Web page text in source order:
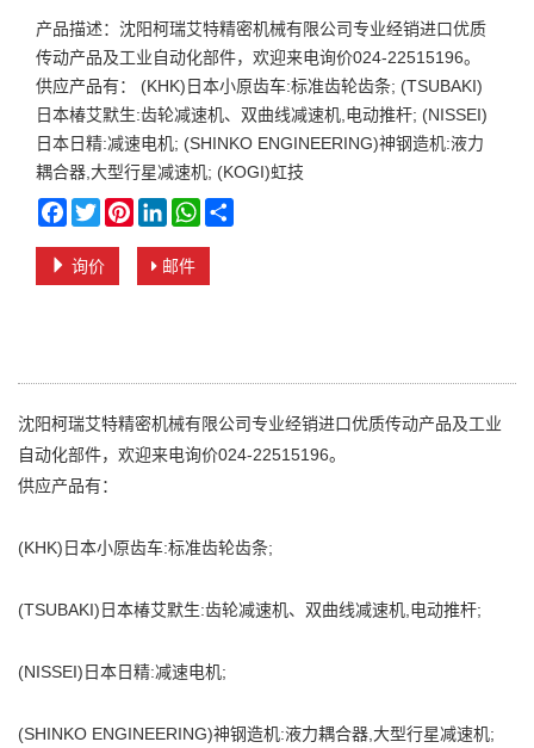
产品描述：沈阳柯瑞艾特精密机械有限公司专业经销进口优质
传动产品及工业自动化部件，欢迎来电询价024-22515196。
供应产品有： (KHK)日本小原齿车:标准齿轮齿条; (TSUBAKI)
日本椿艾默生:齿轮减速机、双曲线减速机,电动推杆; (NISSEI)
日本日精:减速电机; (SHINKO ENGINEERING)神钢造机:液力
耦合器,大型行星减速机; (KOGI)虹技
Facebook
TwitterPinterestLinkedInWhatsApp
询价 邮件
沈阳柯瑞艾特精密机械有限公司专业经销进口优质传动产品及工业
自动化部件，欢迎来电询价024-22515196。
供应产品有：
(KHK)日本小原齿车:标准齿轮齿条;
(TSUBAKI)日本椿艾默生:齿轮减速机、双曲线减速机,电动推杆;
(NISSEI)日本日精:减速电机;
(SHINKO ENGINEERING)神钢造机:液力耦合器,大型行星减速机;